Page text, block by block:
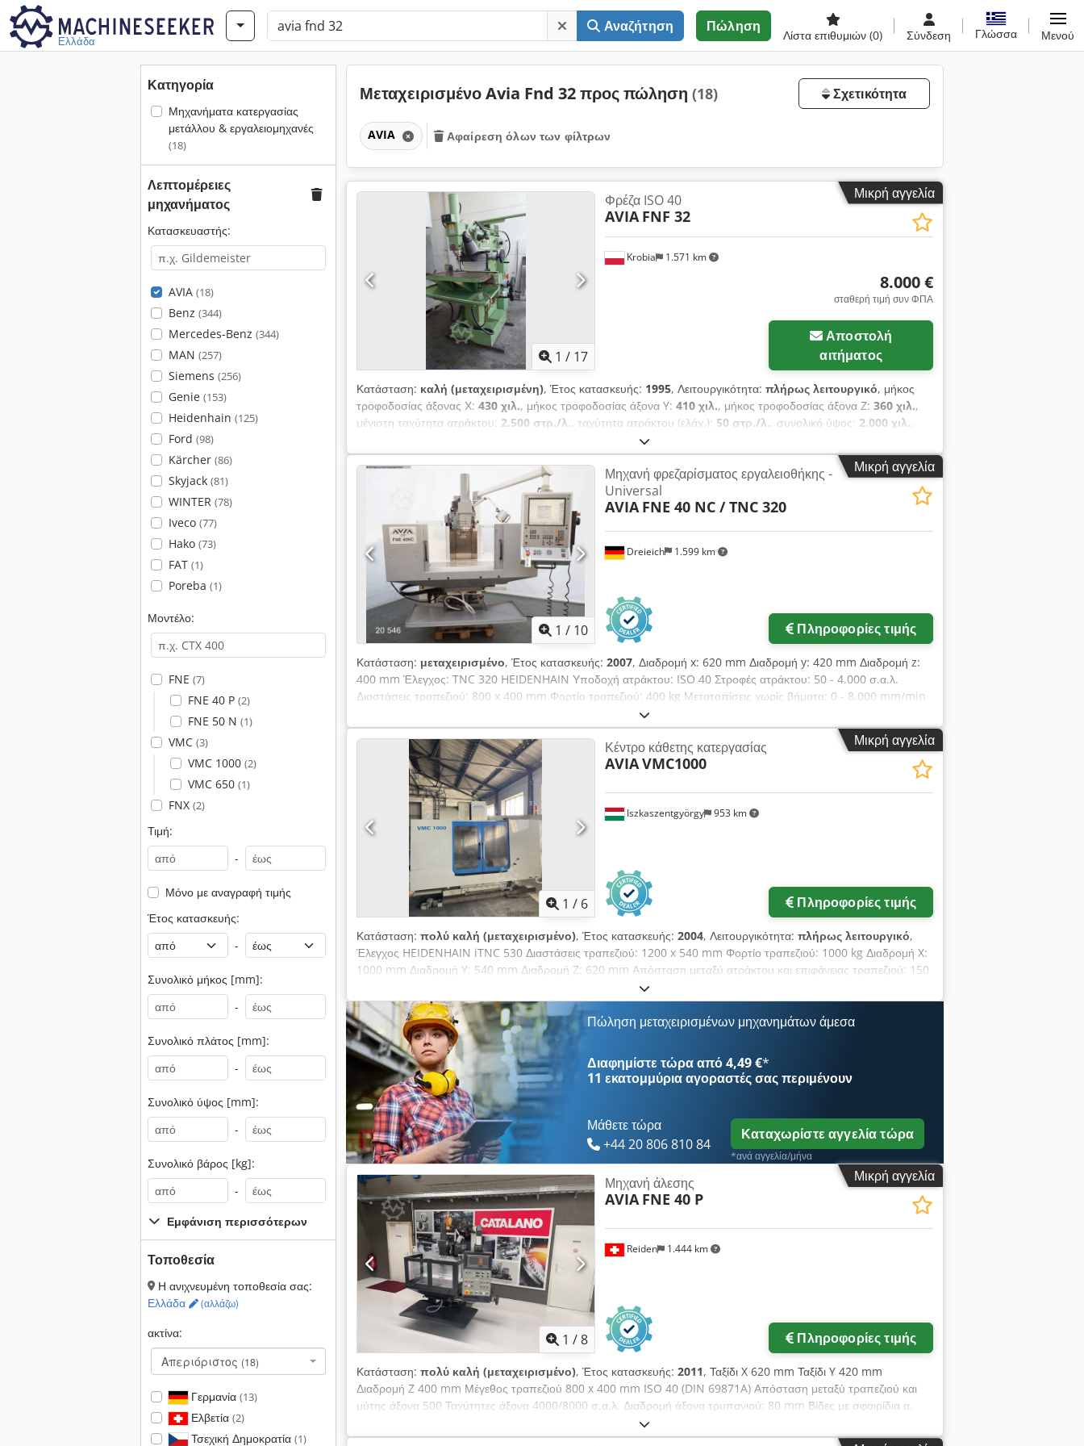
Ελλάδα
Αναζήτηση Πώληση
Λίστα επιθυμιών (0) Σύνδεση Γλώσσα Μενού
Κατηγορία
Μηχανήματα κατεργασίας
μετάλλου & εργαλειομηχανές
(18)
Λεπτομέρειες
μηχανήματος
Κατασκευαστής:
AVIA (18)
Benz (344)
Mercedes-Benz (344)
MAN (257)
Siemens (256)
Genie (153)
Heidenhain (125)
Ford (98)
Kärcher (86)
Skyjack (81)
WINTER (78)
Iveco (77)
Hako (73)
FAT (1)
Poreba (1)
Μοντέλο:
FNE (7)
FNE 40 P (2)
FNE 50 N (1)
VMC (3)
VMC 1000 (2)
VMC 650 (1)
FNX (2)
Τιμή:
-
Μόνο με αναγραφή τιμής
Έτος κατασκευής:
-
Συνολικό μήκος [mm]:
-
Συνολικό πλάτος [mm]:
-
Συνολικό ύψος [mm]:
-
Συνολικό βάρος [kg]:
-
Εμφάνιση περισσότερων
Τοποθεσία
Η ανιχνευμένη τοποθεσία σας:
Ελλάδα
(αλλάζω)
ακτίνα:
Απεριόριστος (18)
Γερμανία (13)
Ελβετία (2)
Τσεχική Δημοκρατία (1)
Μεταχειρισμένο Avia Fnd 32 προς πώληση (18) Σχετικότητα
AVIA Αφαίρεση όλων των φίλτρων
Μικρή αγγελία
1 / 17
Krobia 1.571 km
Φρέζα ISO 40
AVIA FNF 32
8.000 €
σταθερή τιμή συν ΦΠΑ
Αποστολή
αιτήματος
Κατάσταση: καλή (μεταχειρισμένη), Έτος κατασκευής: 1995, Λειτουργικότητα: πλήρως λειτουργικό, μήκος
τροφοδοσίας άξονας Χ: 430 χιλ., μήκος τροφοδοσίας άξονα Y: 410 χιλ., μήκος τροφοδοσίας άξονα Z: 360 χιλ.,
μέγιστη ταχύτητα ατράκτου: 2.500 στρ./λ., ταχύτητα ατράκτου (ελάχ.): 50 στρ./λ., συνολικό ύψος: 2.000 χιλ.,
1.700 χιλ., πλάτος τραπεζιού:
χιλ., συνολικό βάρος:1.650 κιλ, Καθολική φρέζα FNF 32. Dcodexnynbspfx Aftjk Έτος κατασκευής: 1995 (FOP
AVIA Πολωνία) Τεχνικά χαρακτηριστικά: Οριζόντιος εργαλειοφόρος τραπέζι: 320 x 800 mm. Κατακόρυφος
εργαλειοφόρος τραπέζι: 320 x 900 mm. Κώνος ατράκτου: ISO 40. Περιστρεφόμενη κεφαλή: +60; 0; -60 μοίρες.
Υδραυλική σύσφιξη εργαλείων. Διαδρομές: X – 430 mm, Y – 410 mm, Z – 360 mm, Στροφές ατράκτου "1" : 50-
315 σ.α.λ., Στροφές ατράκτου "2" : 400-2500 σ.α.λ. Κύριος κινητήρας: 4 kW. Συνολική απαίτηση ισχύος: 5 kW.
Διαστάσεις (Μ x Π x Υ): 1700 x 1475 x 2000 mm. Βάρος: 1650 kg.
Μικρή αγγελία
1 / 10
Dreieich 1.599 km
Μηχανή φρεζαρίσματος εργαλειοθήκης -
Universal
AVIA FNE 40 NC / TNC 320
Πληροφορίες τιμής
Κατάσταση: μεταχειρισμένο, Έτος κατασκευής: 2007, Διαδρομή x: 620 mm Διαδρομή y: 420 mm Διαδρομή z:
400 mm Έλεγχος: TNC 320 HEIDENHAIN Υποδοχή ατράκτου: ISO 40 Στροφές ατράκτου: 50 - 4.000 σ.α.λ.
Διαστάσεις τραπεζιού: 800 x 400 mm Φορτίο τραπεζιού: 400 kg Μετατοπίσεις χωρίς βήματα: 0 - 8.000 mm/min
Ταχεία κίνηση: 8,0 m/min Ισχύς κίνησης: 6,0 kW Διαδρομή ποτηριού: 80 mm Λειτουργική τάση: 400 V Συνολικές
απαιτήσεις ισχύος: 17,0 kW Βάρος μηχανήματος: περ. 2,1 t Διαστάσεις χώρου: περ. 1,90 x 2,70 x 2,05 m -
Αριθμός εργοστασίου: 90288 - Έλεγχος ΕΝΕΡΓΟ: 25.401 ώρες - Πρόγραμμα ΕΝΕΡΓΟ: 6.653 ώρες - Έλεγχος:
TNC 320 - Ηλεκτρονικό χειριστήριο - Οριζόντια φρέζα άτρακτος - Σύστημα ψύξης Dsdpfx Aeyq Sv Dsftock
Μικρή αγγελία
1 / 6
Iszkaszentgyörgy 953 km
Κέντρο κάθετης κατεργασίας
AVIAVMC1000
Πληροφορίες τιμής
Κατάσταση: πολύ καλή (μεταχειρισμένο), Έτος κατασκευής: 2004, Λειτουργικότητα: πλήρως λειτουργικό,
Έλεγχος HEIDENHAIN iTNC 530 Διαστάσεις τραπεζιού: 1200 x 540 mm Φορτίο τραπεζιού: 1000 kg Διαδρομή X:
1000 mm Διαδρομή Y: 540 mm Διαδρομή Z: 620 mm Απόσταση μεταξύ ατράκτου και επιφάνειας τραπεζιού: 150
– 770 mm Στροφές: 10.000 στροφές/λεπτό Djdpsw Afwajfx Aftock Υποδοχή: SK40 Ισχύς κίνησης: 10 / 17 kW
Μαγαζί: 30 θέσεων Γρήγορη μετακίνηση X/Y: 35 m/min Μέγιστη πρόωση: 12.000 mm/min Βάρος: 5300 kg
Διαστάσεις ΜxΠxΥ: 2910 x 2500 x 2850 mm Εξαρτήματα, εξοπλισμός: - Σύστημα ψύξης - Μεταφορέας
ρινισμάτων - Ηλεκτρικό χειριστήριο χειρός - Τεκμηρίωση Το μηχάνημα χρησιμοποιήθηκε σε εργαστήριο
συντήρησης. Έχει χρησιμοποιηθεί λίγο. Πολύ καλή κατάσταση.
Πώληση μεταχειρισμένων μηχανημάτων άμεσα
Διαφημίστε τώρα από 4,49 €*
11 εκατομμύρια αγοραστέςσας περιμένουν
Μάθετε τώρα
+44 20 806 810 84
Καταχωρίστε αγγελία τώρα
*ανά αγγελία/μήνα
Μικρή αγγελία
1 /8
Reiden 1.444 km
Μηχανή άλεσης
AVIA FNE 40 P
Πληροφορίες τιμής
Κατάσταση: πολύ καλή (μεταχειρισμένο), Έτος κατασκευής: 2011, Ταξίδι X 620 mm Ταξίδι Y 420 mm
Διαδρομή Z 400 mm Μέγεθος τραπεζιού 800 x 400 mm ISO 40 (DIN 69871A) Απόσταση μεταξύ τραπεζιού και
μύτης άξονα 500 Ταχύτητες άξονα 4000/8000 σ.α.λ. Διαδρομή άξονα τρυπανιού: 80 mm Βίδες με σφαιρίδια α.
Άξονες Dodpfxewnbrde Aftjck Ταχεία διάσχιση X,Y,Z 5,5,4 (m/min) Ισχύς KW 10,5 (13,7) Σύσφιξη εργαλείου:
Υδραυλική Διαστάσεις ΜxΠxΥ 2.000x2.760x2.050 Βάρος περίπου. 1900 κιλά